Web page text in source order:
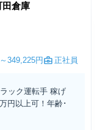
田倉庫
349,225円 正社員
ック運転手 稼げ
円以上可！年齢･